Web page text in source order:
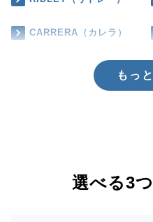
CARRERA（カレラ）
もっ
選べる3